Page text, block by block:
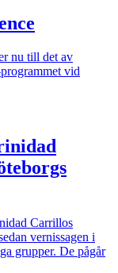
nu till det av
vid
Carrillos
vernissagen i
grupper. De pågår